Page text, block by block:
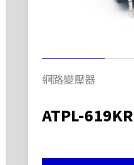
網路變壓器
ATPL-619KR